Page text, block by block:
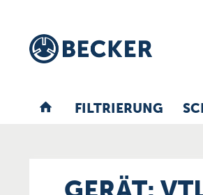
FILTRIERUNG